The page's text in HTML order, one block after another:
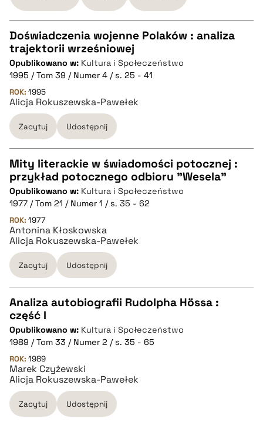
CZYSTY TEKST
pobierz cytat
BIBTEX
pobierz cytat
Doświadczenia wojenne Polaków : analiza
trajektorii wrześniowej
Opublikowano w: Kultura i Społeczeństwo
1995 / Tom 39 / Numer 4 / s. 25 - 41
ROK: 1995
Alicja Rokuszewska-Pawełek
Zacytuj Udostępnij
CZYSTY TEKST
pobierz cytat
BIBTEX
pobierz cytat
Mity literackie w świadomości potocznej :
przykład potocznego odbioru "Wesela"
Opublikowano w: Kultura i Społeczeństwo
1977 / Tom 21 / Numer 1 / s. 35 - 62
ROK: 1977
Antonina Kłoskowska
Alicja Rokuszewska-Pawełek
Zacytuj Udostępnij
CZYSTY TEKST
pobierz cytat
BIBTEX
Analiza autobiografii Rudolpha Hössa :
część I
Opublikowano w: Kultura i Społeczeństwo
1989 / Tom 33 / Numer 2 / s. 35 - 65
ROK: 1989
Marek Czyżewski
Alicja Rokuszewska-Pawełek
Zacytuj Udostępnij